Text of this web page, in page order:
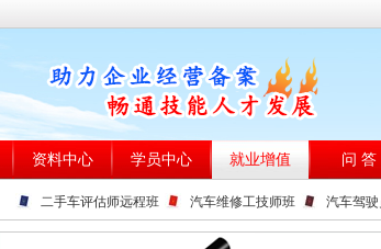
资料中心 学员中心 就业增值 问 答
二手车评估师远程班 汽车维修工技师班 汽车驾